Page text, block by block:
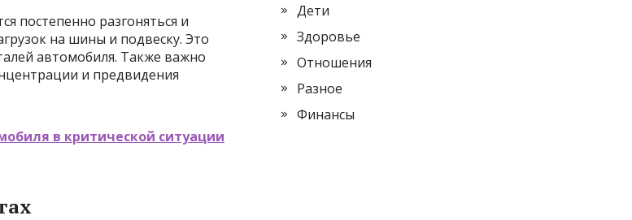
постепенно разгоняться и
на шины и подвеску. Это
автомобиля. Также важно
и предвидения
в критической ситуации
Дети
Здоровье
Отношения
Разное
Финансы